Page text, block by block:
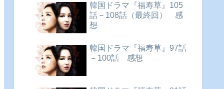
韓国ドラマ『福寿草』105
話－108話（最終回） 感
想
韓国ドラマ『福寿草』97話
－100話 感想